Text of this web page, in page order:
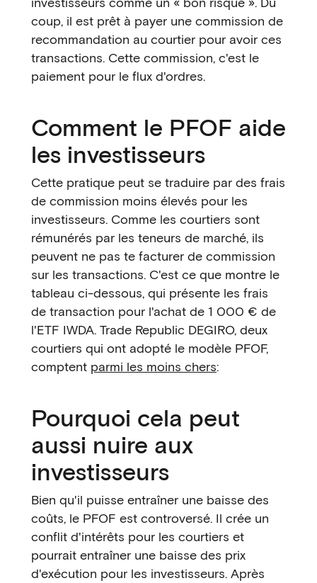
coup, il est prêt à payer une commission de
recommandation au courtier pour avoir ces
transactions. Cette commission, c'est le
paiement pour le flux d'ordres.
Comment le PFOF aide
les investisseurs
Cette pratique peut se traduire par des frais
de commission moins élevés pour les
investisseurs. Comme les courtiers sont
rémunérés par les teneurs de marché, ils
peuvent ne pas te facturer de commission
sur les transactions. C'est ce que montre le
tableau ci-dessous, qui présente les frais
de transaction pour l'achat de 1 000 € de
l'ETF IWDA. Trade Republic DEGIRO, deux
courtiers qui ont adopté le modèle PFOF,
comptent parmi les moins chers:
Pourquoi cela peut
aussi nuire aux
investisseurs
Bien qu'il puisse entraîner une baisse des
coûts, le PFOF est controversé. Il crée un
conflit d'intérêts pour les courtiers et
pourrait entraîner une baisse des prix
d'exécution pour les investisseurs. Après